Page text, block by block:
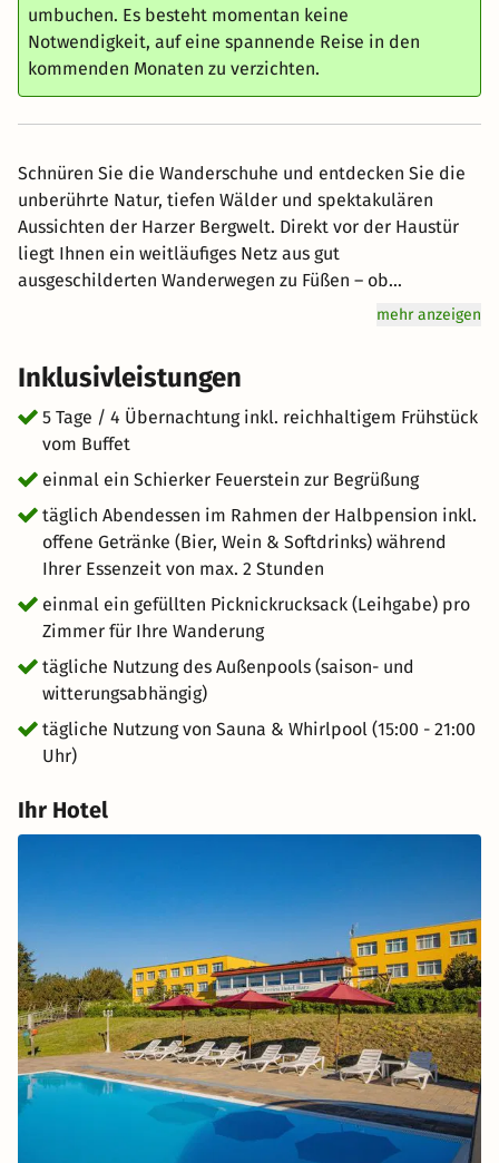
umbuchen. Es besteht momentan keine
Notwendigkeit, auf eine spannende Reise in den
kommenden Monaten zu verzichten.
Schnüren Sie die Wanderschuhe und entdecken Sie die
unberührte Natur, tiefen Wälder und spektakulären
Aussichten der Harzer Bergwelt. Direkt vor der Haustür
liegt Ihnen ein weitläufiges Netz aus gut
ausgeschilderten Wanderwegen zu Füßen – ob
anspruchsvolle Routen durch felsige Täler oder
einem aktiven Tag an der frischen Luft finden Sie im
Hotel die perfekte Erholung für müde Muskeln: Kommen
Sie in der behaglichen Sauna zur Ruhe, genießen Sie die
wohlige Wärme im Whirlpool oder ziehen Sie bei
schönem Wetter ein paar entspannte Bahnen im
Außenpool. Sichern Sie sich Ihr Naturerlebnis im Harz!
mehr anzeigen
Inklusivleistungen
5 Tage / 4 Übernachtung inkl. reichhaltigem Frühstück
vom Buffet
einmal ein Schierker Feuerstein zur Begrüßung
täglich Abendessen im Rahmen der Halbpension inkl.
offene Getränke (Bier, Wein & Softdrinks) während
Ihrer Essenzeit von max. 2 Stunden
einmal ein gefüllten Picknickrucksack (Leihgabe) pro
Zimmer für Ihre Wanderung
tägliche Nutzung des Außenpools (saison- und
witterungsabhängig)
tägliche Nutzung von Sauna & Whirlpool (15:00 - 21:00
Uhr)
Ihr Hotel